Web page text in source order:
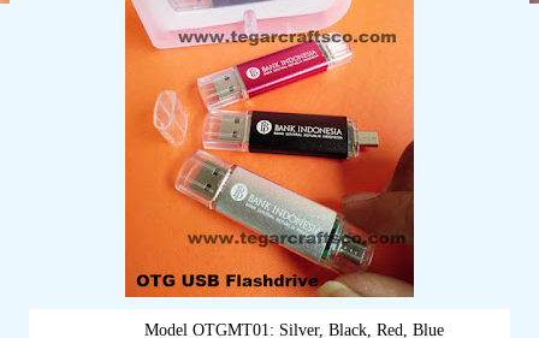
Model OTGMT01: Silver, Black, Red, Blue